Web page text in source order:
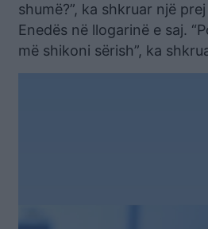
shumë?”, ka shkruar një
Enedës në llogarinë e saj.
më shikoni sërish”, ka